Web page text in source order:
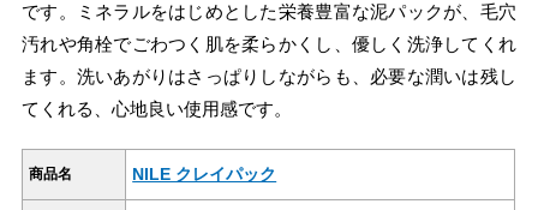
です。ミネラルをはじめとした栄養豊富な泥パックが、毛穴
汚れや角栓でごわつく肌を柔らかくし、優しく洗浄してくれ
ます。洗いあがりはさっぱりしながらも、必要な潤いは残し
てくれる、心地良い使用感です。
商品名 NILE クレイパック